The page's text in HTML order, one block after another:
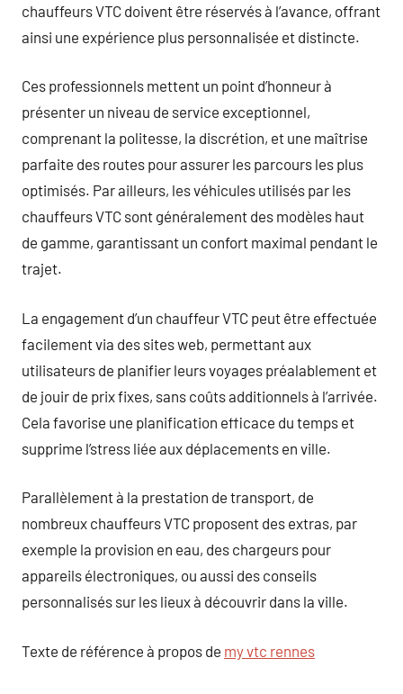
chauffeurs VTC doivent être réservés à l’avance, offrant
ainsi une expérience plus personnalisée et distincte.
Ces professionnels mettent un point d’honneur à
présenter un niveau de service exceptionnel,
comprenant la politesse, la discrétion, et une maîtrise
parfaite des routes pour assurer les parcours les plus
optimisés. Par ailleurs, les véhicules utilisés par les
chauffeurs VTC sont généralement des modèles haut
de gamme, garantissant un confort maximal pendant le
trajet.
La engagement d’un chauffeur VTC peut être effectuée
facilement via des sites web, permettant aux
utilisateurs de planifier leurs voyages préalablement et
de jouir de prix fixes, sans coûts additionnels à l’arrivée.
Cela favorise une planification efficace du temps et
supprime l’stress liée aux déplacements en ville.
Parallèlement à la prestation de transport, de
nombreux chauffeurs VTC proposent des extras, par
exemple la provision en eau, des chargeurs pour
appareils électroniques, ou aussi des conseils
personnalisés sur les lieux à découvrir dans la ville.
Texte de référence à propos de my vtc rennes